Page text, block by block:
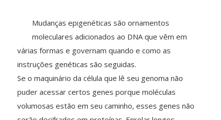
Mudanças epigenéticas são ornamentos
moleculares adicionados ao DNA que vêm em
várias formas e governam quando e como as
instruções genéticas são seguidas.
Se o maquinário da célula que lê seu genoma não
puder acessar certos genes porque moléculas
volumosas estão em seu caminho, esses genes não